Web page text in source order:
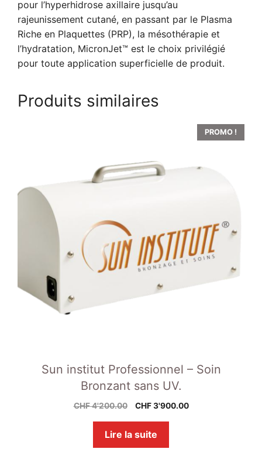
pour l’hyperhidrose axillaire jusqu’au
rajeunissement cutané, en passant par le Plasma
Riche en Plaquettes (PRP), la mésothérapie et
l’hydratation, MicronJet™ est le choix privilégié
pour toute application superficielle de produit.
Produits similaires
PROMO !
Sun institut Professionnel – Soin
Bronzant sans UV.
CHF4'200.00
Le
initial
CHF3'900.00Le
Lire la suite